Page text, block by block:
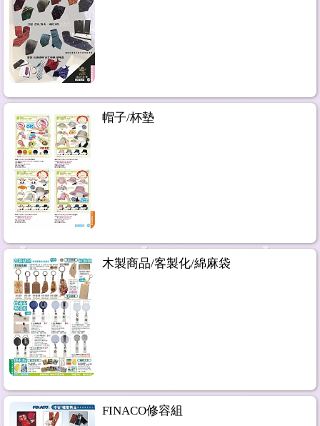
帽子/杯墊
木製商品/客製化/綿麻袋
FINACO修容組